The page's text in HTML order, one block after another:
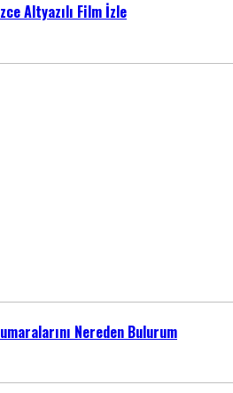
Altyazılı Film İzle
Nereden Bulurum